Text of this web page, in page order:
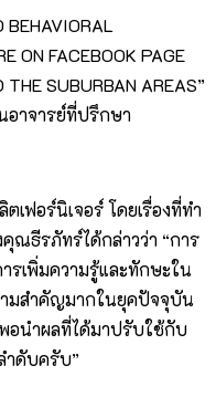
BEHAVIORAL
ON FACEBOOK PAGE
THE SUBURBAN AREAS”
อาจารย์ที่ปรึกษา
เฟอร์นิเจอร์ โดยเรื่องที่ทำ
ณธีรภัทร์ได้กล่าวว่า “การ
รเพิ่มความรู้และทักษะใน
มสำคัญมากในยุคปัจจุบัน
อนำผลที่ได้มาปรับใช้กับ
ำดับครับ”